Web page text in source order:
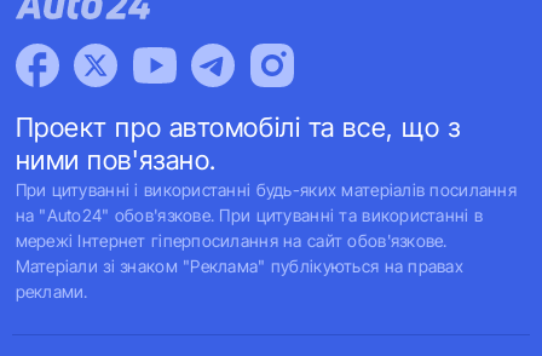
Проект про автомобілі та все, що з
ними пов'язано.
При цитуванні і використанні будь-яких матеріалів посилання
на "Auto24" обов'язкове. При цитуванні та використанні в
мережі Інтернет гіперпосилання на сайт обов'язкове.
Матеріали зі знаком "Реклама" публікуються на правах
реклами.